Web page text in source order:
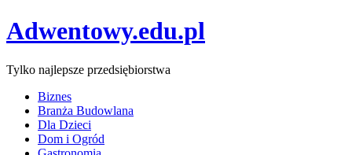
Adwentowy.edu.pl
Tylko najlepsze przedsiębiorstwa
Biznes
Branża Budowlana
Dla Dzieci
Dom i Ogród